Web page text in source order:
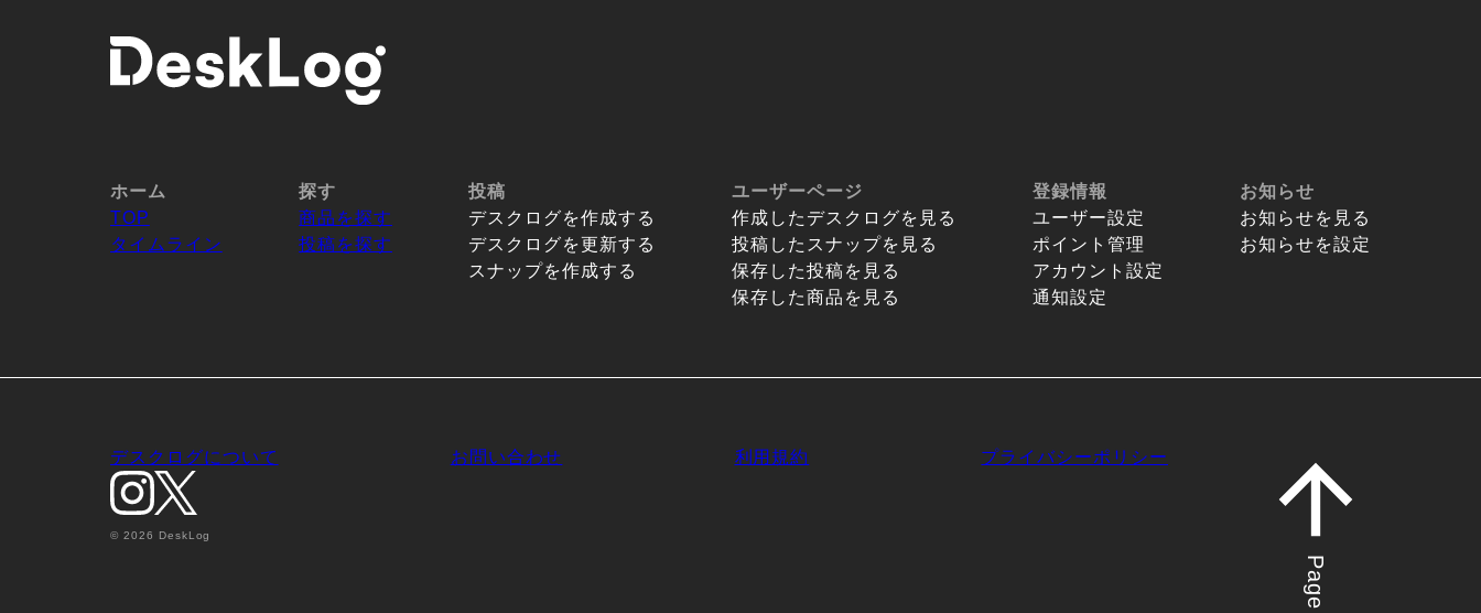
ホーム
TOP
タイムライン
探す
商品を探す
投稿を探す
投稿
デスクログを作成する
デスクログを更新する
スナップを作成する
ユーザーページ
作成したデスクログを見る
投稿したスナップを見る
保存した投稿を見る
保存した商品を見る
登録情報
ユーザー設定
ポイント管理
アカウント設定
通知設定
お知らせ
お知らせを見る
お知らせを設定
デスクログについて お問い合わせ 利用規約 プライバシーポリシー
© 2026 DeskLog